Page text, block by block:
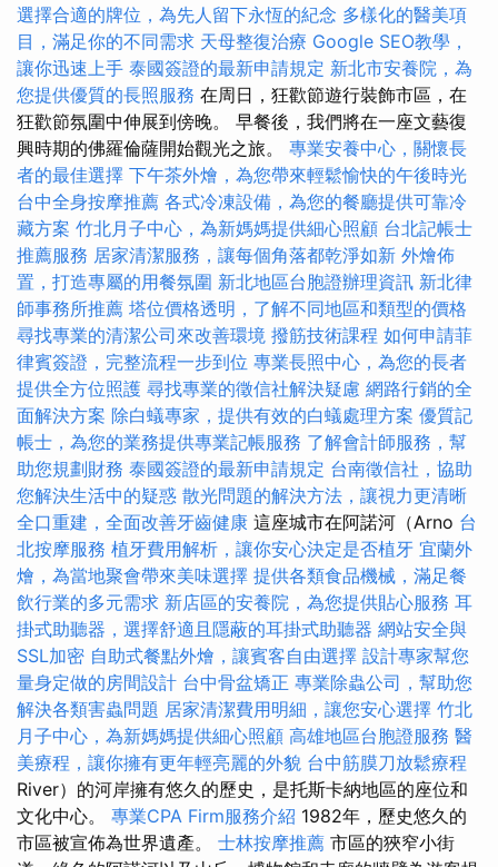
選擇合適的牌位，為先人留下永恆的紀念 多樣化的醫美項
目，滿足你的不同需求 天母整復治療 Google SEO教學，
讓你迅速上手 泰國簽證的最新申請規定 新北市安養院，為
您提供優質的長照服務 在周日，狂歡節遊行裝飾市區，在
狂歡節氛圍中伸展到傍晚。 早餐後，我們將在一座文藝復
興時期的佛羅倫薩開始觀光之旅。 專業安養中心，關懷長
者的最佳選擇 下午茶外燴，為您帶來輕鬆愉快的午後時光
台中全身按摩推薦 各式冷凍設備，為您的餐廳提供可靠冷
藏方案 竹北月子中心，為新媽媽提供細心照顧 台北記帳士
推薦服務 居家清潔服務，讓每個角落都乾淨如新 外燴佈
置，打造專屬的用餐氛圍 新北地區台胞證辦理資訊 新北律
師事務所推薦 塔位價格透明，了解不同地區和類型的價格
尋找專業的清潔公司來改善環境 撥筋技術課程 如何申請菲
律賓簽證，完整流程一步到位 專業長照中心，為您的長者
提供全方位照護 尋找專業的徵信社解決疑慮 網路行銷的全
面解決方案 除白蟻專家，提供有效的白蟻處理方案 優質記
帳士，為您的業務提供專業記帳服務 了解會計師服務，幫
助您規劃財務 泰國簽證的最新申請規定 台南徵信社，協助
您解決生活中的疑惑 散光問題的解決方法，讓視力更清晰
全口重建，全面改善牙齒健康 這座城市在阿諾河（Arno 台
北按摩服務 植牙費用解析，讓你安心決定是否植牙 宜蘭外
燴，為當地聚會帶來美味選擇 提供各類食品機械，滿足餐
飲行業的多元需求 新店區的安養院，為您提供貼心服務 耳
掛式助聽器，選擇舒適且隱蔽的耳掛式助聽器 網站安全與
SSL加密 自助式餐點外燴，讓賓客自由選擇 設計專家幫您
量身定做的房間設計 台中骨盆矯正 專業除蟲公司，幫助您
解決各類害蟲問題 居家清潔費用明細，讓您安心選擇 竹北
月子中心，為新媽媽提供細心照顧 高雄地區台胞證服務 醫
美療程，讓你擁有更年輕亮麗的外貌 台中筋膜刀放鬆療程
River）的河岸擁有悠久的歷史，是托斯卡納地區的座位和
文化中心。 專業CPA Firm服務介紹 1982年，歷史悠久的
市區被宣佈為世界遺產。 士林按摩推薦 市區的狹窄小街